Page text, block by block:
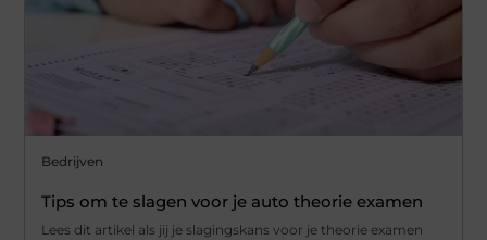
Bedrijven
Tips om te slagen voor je auto theorie examen
Lees dit artikel als jij je slagingskans voor je theorie examen